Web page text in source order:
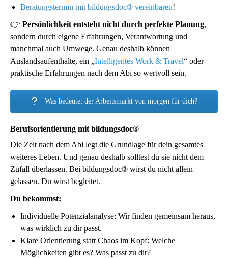
Beratungstermin mit bildungsdoc® vereinbaren!
👉 Persönlichkeit entsteht nicht durch perfekte Planung,
sondern durch eigene Erfahrungen, Verantwortung und
manchmal auch Umwege. Genau deshalb können
Auslandsaufenthalte, ein „Intelligentes Work & Travel“ oder
praktische Erfahrungen nach dem Abi so wertvoll sein.
Was bedeutet der Arbeitsmarkt von morgen für dich?
Berufsorientierung mit bildungsdoc®
Die Zeit nach dem Abi legt die Grundlage für dein gesamtes
weiteres Leben. Und genau deshalb solltest du sie nicht dem
Zufall überlassen. Bei bildungsdoc® wirst du nicht allein
gelassen. Du wirst begleitet.
Du bekommst:
Individuelle Potenzialanalyse: Wir finden gemeinsam heraus,
was wirklich zu dir passt.
Klare Orientierung statt Chaos im Kopf: Welche
Möglichkeiten gibt es? Was passt zu dir?